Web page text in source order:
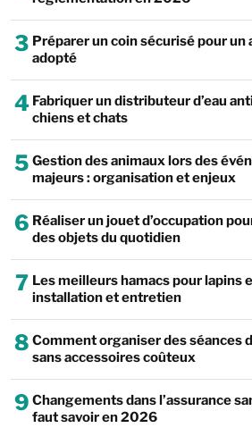
3 Préparer un coin sécurisé pour un
adopté
4 Fabriquer un distributeur d’eau
chiens et chats
5 Gestion des animaux lors des
majeurs : organisation et enjeux
6 Réaliser un jouet d’occupation
des objets du quotidien
7 Les meilleurs hamacs pour lapins
installation et entretien
8 Comment organiser des séances
sans accessoires coûteux
9 Changements dans l’assurance
faut savoir en 2026